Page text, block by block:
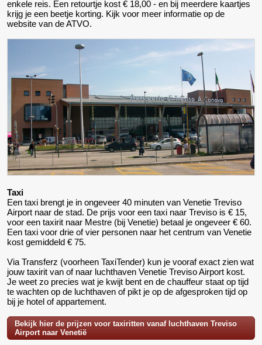
enkele reis. Een retourtje kost € 18,00 - en bij meerdere kaartjes
krijg je een beetje korting. Kijk voor meer informatie op de
website van de ATVO.
Taxi
Een taxi brengt je in ongeveer 40 minuten van Venetie Treviso
Airport naar de stad. De prijs voor een taxi naar Treviso is € 15,
voor een taxirit naar Mestre (bij Venetie) betaal je ongeveer € 60.
Een taxi voor drie of vier personen naar het centrum van Venetie
kost gemiddeld € 75.
Via Transferz (voorheen TaxiTender) kun je vooraf exact zien wat
jouw taxirit van of naar luchthaven Venetie Treviso Airport kost.
Je weet zo precies wat je kwijt bent en de chauffeur staat op tijd
te wachten op de luchthaven of pikt je op de afgesproken tijd op
bij je hotel of appartement.
Bekijk hier de prijzen voor taxiritten vanaf luchthaven Treviso
Airport naar Venetië